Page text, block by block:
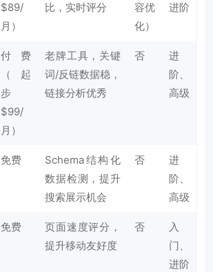
$89/
月）
比，实时评分
容优
化）
进阶
付费
（起
步
$99/
月）
老牌工具，关键
词/反链数据稳，
链接分析优秀
否
进
阶、
高级
免费
Schema结构化
数据检测，提升
搜索展示机会
否
进
阶、
高级
免费
页面速度评分，
提升移动友好度
否
入
门、
进阶